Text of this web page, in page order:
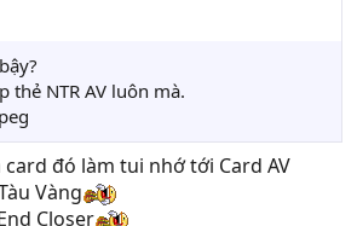
thẻ NTR AV luôn mà.
đó làm tui nhớ tới Card AV
Vàng
Closer